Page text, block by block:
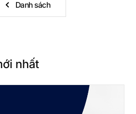
Danh sách
nhất